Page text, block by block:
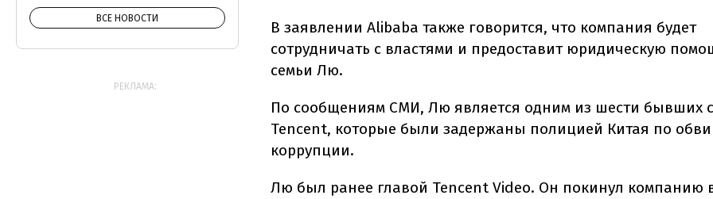
В заявлении Alibaba также говорится, что компания будет
сотрудничать с властями и предоставит юридическую
семьи Лю.
По сообщениям СМИ, Лю является одним из шести бывших
Tencent, которые были задержаны полицией Китая по
коррупции.
Лю был ранее главой Tencent Video. Он покинул компанию
ВСЕ НОВОСТИ
РЕКЛАМА: